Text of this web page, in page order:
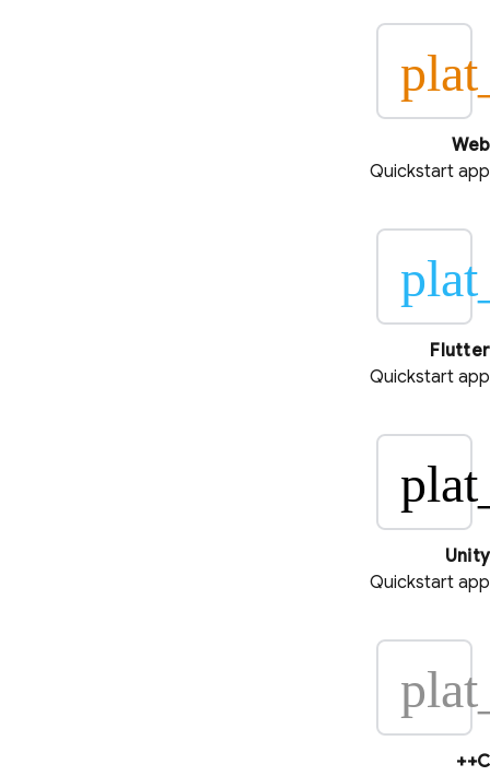
Web
Quickstart app
Flutter
Quickstart app
Unity
Quickstart app
C++